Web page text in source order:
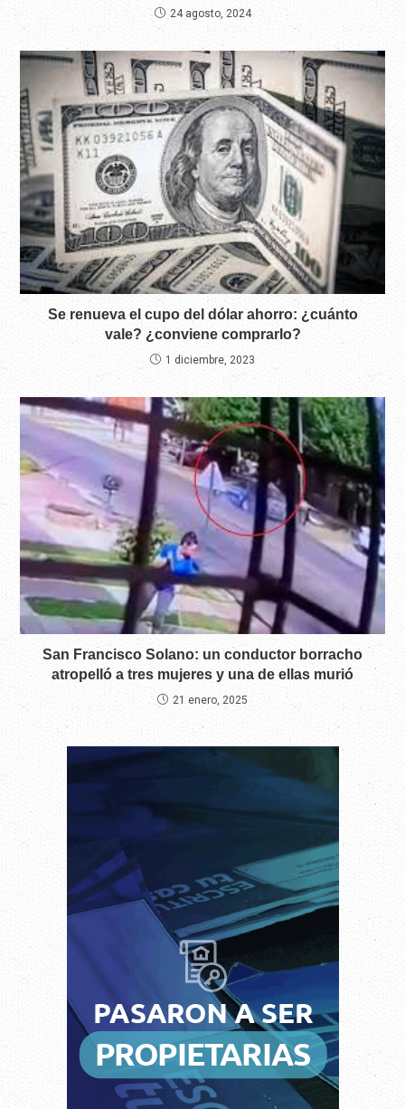
24 agosto, 2024
Se renueva el cupo del dólar ahorro: ¿cuánto
vale? ¿conviene comprarlo?
1 diciembre, 2023
San Francisco Solano: un conductor borracho
atropelló a tres mujeres y una de ellas murió
21 enero, 2025